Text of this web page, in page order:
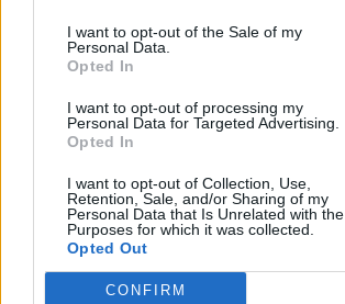
I want to opt-out of the Sale of my
Personal Data.
Opted In
I want to opt-out of processing my
Personal Data for Targeted Advertising.
Opted In
I want to opt-out of Collection, Use,
Retention, Sale, and/or Sharing of my
Personal Data that Is Unrelated with the
Purposes for which it was collected.
Opted Out
CONFIRM